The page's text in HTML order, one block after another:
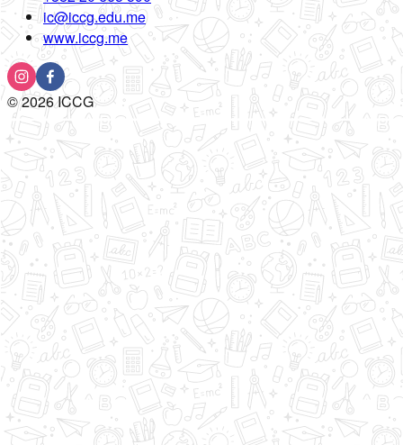
ic@iccg.edu.me
www.iccg.me
©2026ICCG